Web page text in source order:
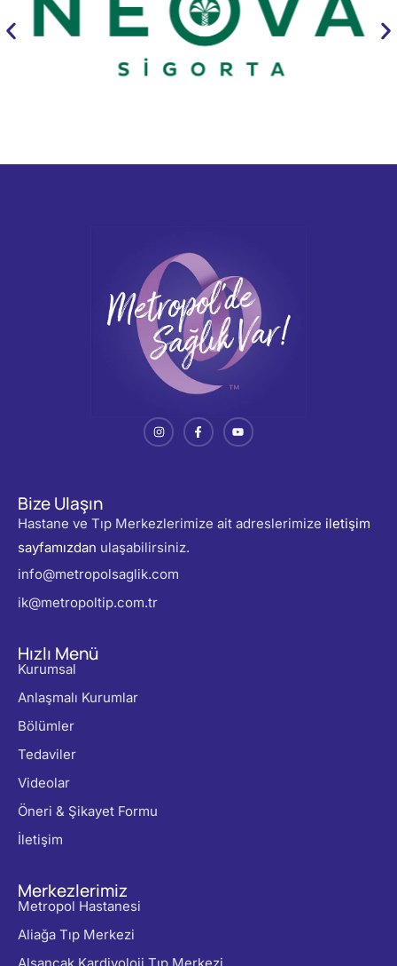
Bize Ulaşın
Hastane ve Tıp Merkezlerimize ait adreslerimize iletişim
sayfamızdan ulaşabilirsiniz.
info@metropolsaglik.com
ik@metropoltip.com.tr
Hızlı Menü
Kurumsal
Anlaşmalı Kurumlar
Bölümler
Tedaviler
Videolar
Öneri & Şikayet Formu
İletişim
Merkezlerimiz
Metropol Hastanesi
Aliağa Tıp Merkezi